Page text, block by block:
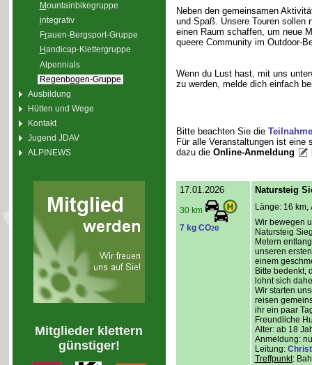
Mountainbikegruppe
integrativ
Frauen-Bergsport-Gruppe
Handicap-Klettergruppe
Alpennials
Regenbogen-Gruppe
Ausbildung
Hütten und Wege
Kontakt
Jugend JDAV
ALPINEWS
Mitglieder klettern
günstiger!
Neben den gemeinsamen
und Spaß. Unsere Touren sollen
einen Raum schaffen, um neue
queere Community im Outdoor-
Wenn du Lust hast, mit uns
zu werden, melde dich einfach
Bitte beachten Sie die
Für alle Veranstaltungen ist
dazu die Online-Anmeldung
17.01.2026
30 km
7 kg CO2e
Natursteig
Länge: 16 km,
Wir bewegen
Natursteig
Metern
unseren
einem
Bitte bedenkt,
lohnt sich
Wir starten
reisen
ihr ein paar
Freundliche
Alter: ab 18
Anmeldung:
Leitung:
Treffpunkt: